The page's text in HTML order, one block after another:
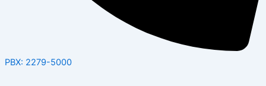
PBX: 2279-5000